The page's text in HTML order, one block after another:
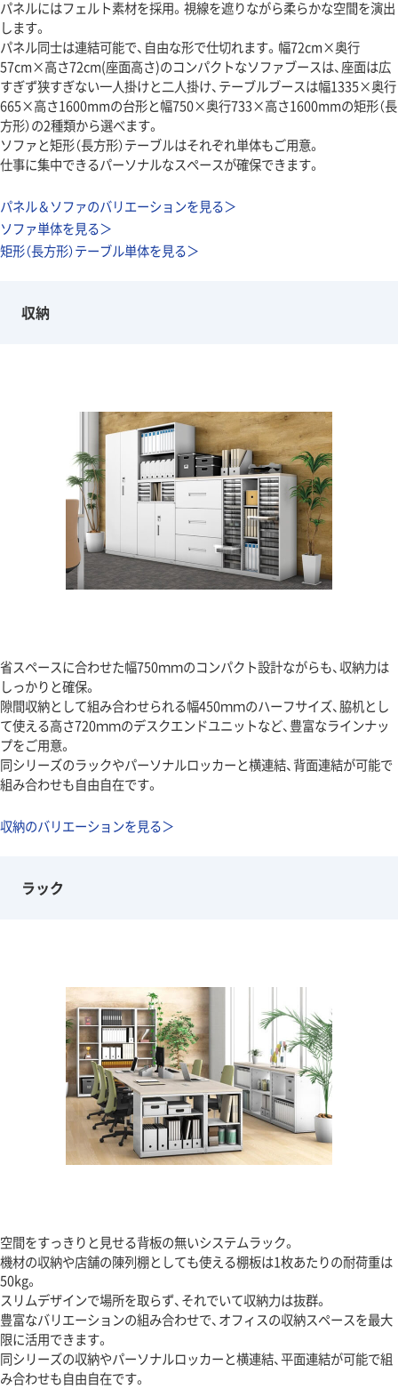
パネルにはフェルト素材を採用。視線を遮りながら柔らかな空間を演出
します。
パネル同士は連結可能で、自由な形で仕切れます。幅72cm×奥行
57cm×高さ72cm(座面高さ)のコンパクトなソファブースは、座面は広
すぎず狭すぎない一人掛けと二人掛け、テーブルブースは幅1335×奥行
665×高さ1600mmの台形と幅750×奥行733×高さ1600mmの矩形（長
方形）の2種類から選べます。
ソファと矩形（長方形）テーブルはそれぞれ単体もご用意。
仕事に集中できるパーソナルなスペースが確保できます。
パネル＆ソファのバリエーションを見る＞
ソファ単体を見る＞
矩形（長方形）テーブル単体を見る＞
収納
省スペースに合わせた幅750ｍｍのコンパクト設計ながらも、収納力は
しっかりと確保。
隙間収納として組み合わせられる幅450ｍｍのハーフサイズ、脇机とし
て使える高さ720ｍｍのデスクエンドユニットなど、豊富なラインナッ
プをご用意。
同シリーズのラックやパーソナルロッカーと横連結、背面連結が可能で
組み合わせも自由自在です。
収納のバリエーションを見る＞
ラック
空間をすっきりと見せる背板の無いシステムラック。
機材の収納や店舗の陳列棚としても使える棚板は1枚あたりの耐荷重は
50kg。
スリムデザインで場所を取らず、それでいて収納力は抜群。
豊富なバリエーションの組み合わせで、オフィスの収納スペースを最大
限に活用できます。
同シリーズの収納やパーソナルロッカーと横連結、平面連結が可能で組
み合わせも自由自在です。